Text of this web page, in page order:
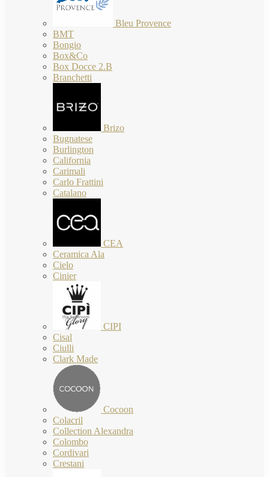
Bleu Provence
BMT
Bongio
Box&Co
Box Docce 2.B
Branchetti
Brizo
Bugnatese
Burlington
California
Carimali
Carlo Frattini
Catalano
CEA
Ceramica Ala
Cielo
Cinier
CIPI
Cisal
Ciulli
Clark Made
Cocoon
Colacril
Collection Alexandra
Colombo
Cordivari
Crestani